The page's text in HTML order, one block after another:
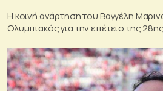
Η κοινή ανάρτηση του Βαγγέλη
Ολυμπιακός για την επέτειο της